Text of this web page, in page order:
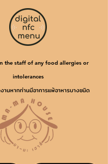
the staff of any food allergies or
intolerances
นหากท่านมีอาการแพ้อาหารบางชนิด